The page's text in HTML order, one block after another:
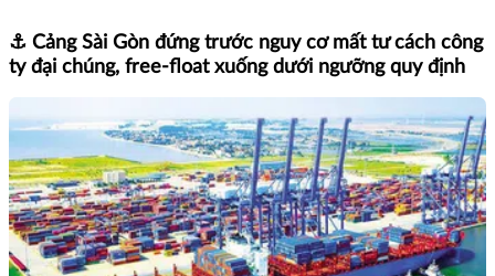
⚓ Cảng Sài Gòn đứng trước nguy cơ mất tư cách công
ty đại chúng, free-float xuống dưới ngưỡng quy định